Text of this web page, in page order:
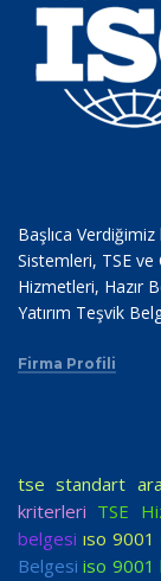
Başlıca
Sistemleri, TSE
Hizmetleri, Hazır
Yatırım Teşvik
Firma Profili
tse standart
kriterleri TSE
belgesi ıso 9001
Belgesi iso 9001